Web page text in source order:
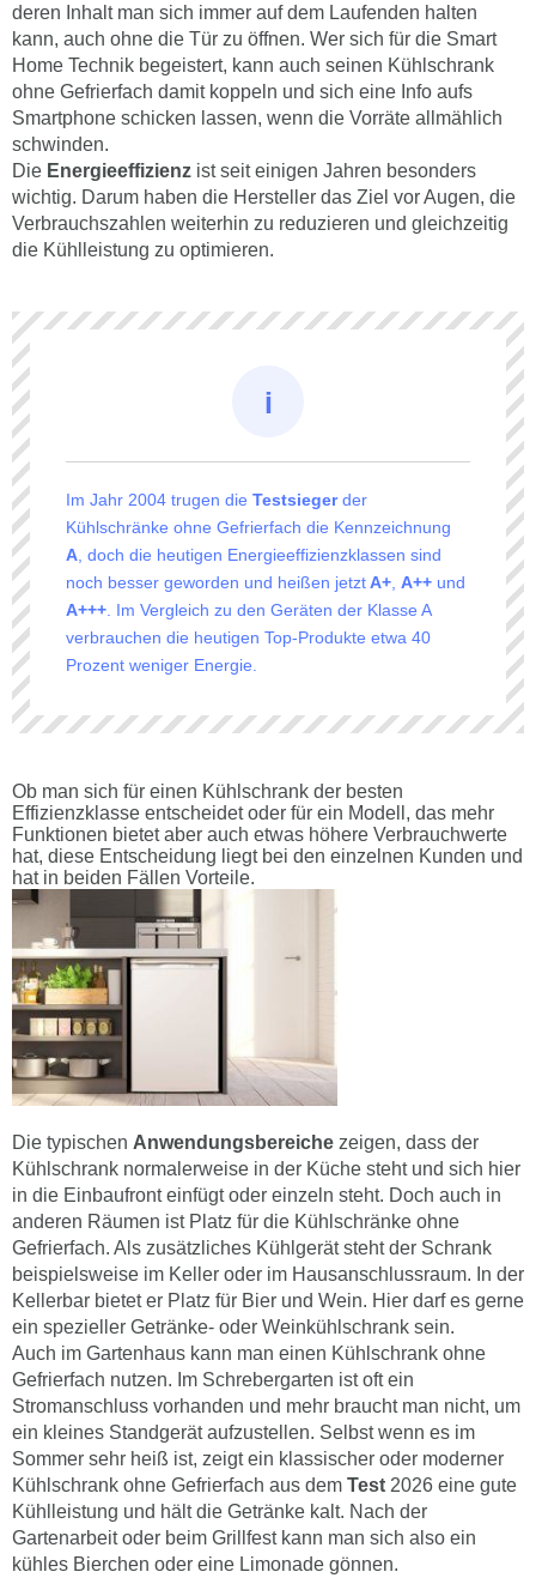
deren Inhalt man sich immer auf dem Laufenden halten
kann, auch ohne die Tür zu öffnen. Wer sich für die Smart
Home Technik begeistert, kann auch seinen Kühlschrank
ohne Gefrierfach damit koppeln und sich eine Info aufs
Smartphone schicken lassen, wenn die Vorräte allmählich
schwinden.
Die Energieeffizienz ist seit einigen Jahren besonders
wichtig. Darum haben die Hersteller das Ziel vor Augen, die
Verbrauchszahlen weiterhin zu reduzieren und gleichzeitig
die Kühlleistung zu optimieren.
Im Jahr 2004 trugen die Testsiegerder
Kühlschränke ohne Gefrierfach die Kennzeichnung
A , doch die heutigen Energieeffizienzklassen sind
noch besser geworden und heißen jetztA+ A++ und
A+++ . Im Vergleich zu den Geräten der Klasse A
verbrauchen die heutigen Top-Produkte etwa 40
Prozent weniger Energie.
Ob man sich für einen Kühlschrank der besten
Effizienzklasse entscheidet oder für ein Modell, das mehr
Funktionen bietet aber auch etwas höhere Verbrauchwerte
hat, diese Entscheidung liegt bei den einzelnen Kunden und
hat in beiden Fällen Vorteile.
Die typischen Anwendungsbereiche zeigen, dass der
Kühlschrank normalerweise in der Küche steht und sich hier
in die Einbaufront einfügt oder einzeln steht. Doch auch in
anderen Räumen ist Platz für die Kühlschränke ohne
Gefrierfach. Als zusätzliches Kühlgerät steht der Schrank
beispielsweise im Keller oder im Hausanschlussraum. In der
Kellerbar bietet er Platz für Bier und Wein. Hier darf es gerne
ein spezieller Getränke- oder Weinkühlschrank sein.
Auch im Gartenhaus kann man einen Kühlschrank ohne
Gefrierfach nutzen. Im Schrebergarten ist oft ein
Stromanschluss vorhanden und mehr braucht man nicht, um
ein kleines Standgerät aufzustellen. Selbst wenn es im
Sommer sehr heiß ist, zeigt ein klassischer oder moderner
Kühlschrank ohne Gefrierfach aus dem Test 2026 eine gute
Kühlleistung und hält die Getränke kalt. Nach der
Gartenarbeit oder beim Grillfest kann man sich also ein
kühles Bierchen oder eine Limonade gönnen.